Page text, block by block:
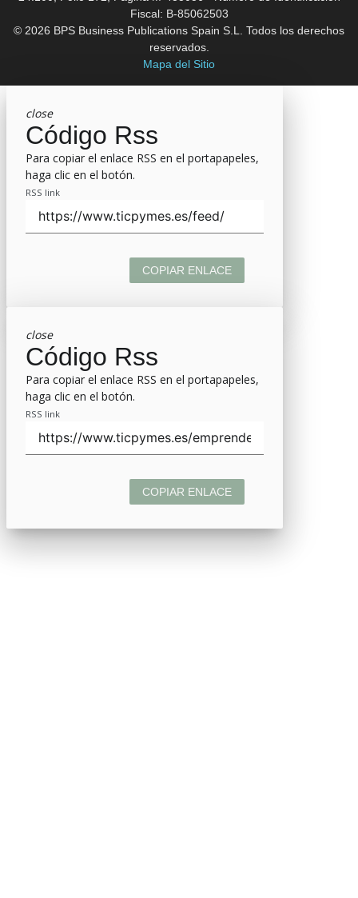
Fiscal: B-85062503
© 2026 BPS Business Publications Spain S.L. Todos los derechos
reservados.
Mapa del Sitio
close
Código Rss
Para copiar el enlace RSS en el portapapeles,
haga clic en el botón.
RSS link
COPIAR ENLACE
close
Código Rss
Para copiar el enlace RSS en el portapapeles,
haga clic en el botón.
RSS link
COPIAR ENLACE